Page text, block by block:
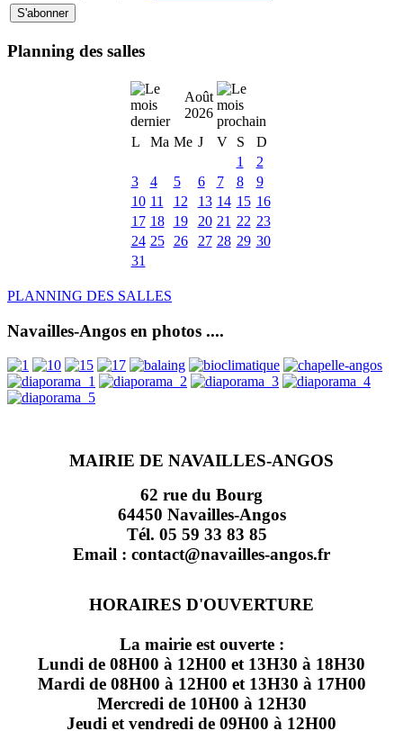
Planning des salles
Août
2026
L
Ma Me J V S
D
1
2
3
4 5 6 7 8
9
10 11 12 13 14 15 16
17 18 19 20 21 22 23
24 25 26 27 28 29 30
31
PLANNING DES SALLES
Navailles-Angos en photos ....
MAIRIE DE NAVAILLES-ANGOS
62 rue du Bourg
64450 Navailles-Angos
Tél. 05 59 33 83 85
Email : contact@navailles-angos.fr
HORAIRES D'OUVERTURE
La mairie est ouverte :
Lundi de 08H00 à 12H00 et 13H30 à 18H30
Mardi de 08H00 à 12H00 et 13H30 à 17H00
Mercredi de 10H00 à 12H30
Jeudi et vendredi de 09H00 à 12H00